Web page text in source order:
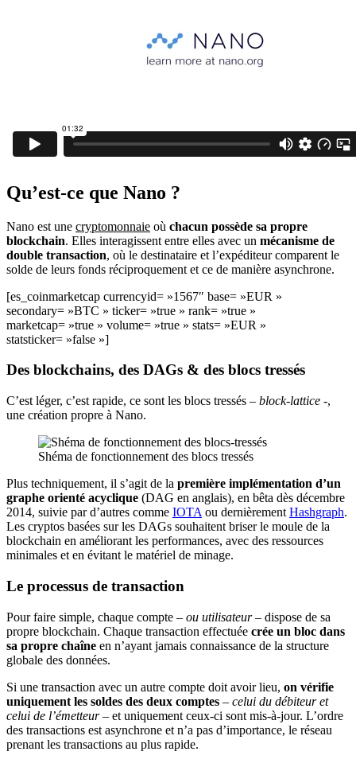
Qu’est-ce que Nano ?
Nano est une cryptomonnaie où chacun possède sa propre
blockchain. Elles interagissent entre elles avec un mécanisme de
double transaction, où le destinataire et l’expéditeur comparent le
solde de leurs fonds réciproquement et ce de manière asynchrone.
[es_coinmarketcap currencyid= »1567″ base= »EUR »
secondary= »BTC » ticker= »true » rank= »true »
marketcap= »true » volume= »true » stats= »EUR »
statsticker= »false »]
Des blockchains, des DAGs & des blocs tressés
C’est léger, c’est rapide, ce sont les blocs tressés – block-lattice -,
une création propre à Nano.
Shéma de fonctionnement des blocs tressés
Plus techniquement, il s’agit de la première implémentation d’un
graphe orienté acyclique (DAG en anglais), en bêta dès décembre
2014, suivie par d’autres comme IOTA ou dernièrement Hashgraph.
Les cryptos basées sur les DAGs souhaitent briser le moule de la
blockchain en améliorant les performances, avec des ressources
minimales et en évitant le matériel de minage.
Le processus de transaction
Pour faire simple, chaque compte – ou utilisateur– dispose de sa
propre blockchain. Chaque transaction effectuée crée un bloc dans
sa propre chaîne en n’ayant jamais connaissance de la structure
globale des données.
Si une transaction avec un autre compte doit avoir lieu, on vérifie
uniquement les soldes des deux comptes – celui du débiteur et
celui de l’émetteur– et uniquement ceux-ci sont mis-à-jour. L’ordre
des transactions est asynchrone et n’a pas d’importance, le réseau
prenant les transactions au plus rapide.